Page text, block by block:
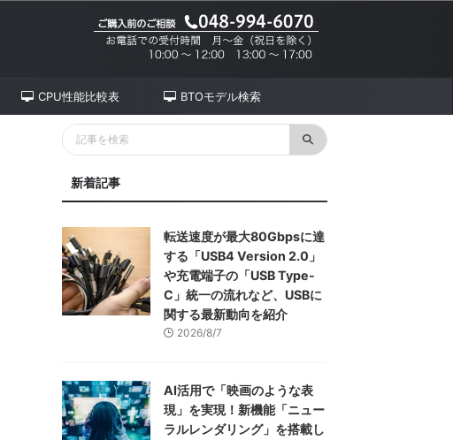
CPU性能比較表 BTOモデル検索
新着記事
転送速度が最大80Gbpsに達
する「USB4 Version 2.0」
や充電端子の「USB Type-
C」統一の流れなど、USBに
関する最新動向を紹介
2026/8/7
AI活用で「映画のような表
現」を実現！新機能「ニュー
ラルレンダリング」を搭載し